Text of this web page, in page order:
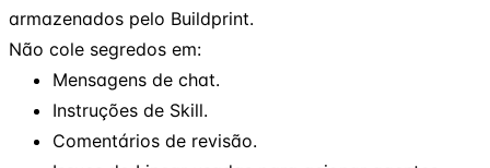
armazenados pelo Buildprint.
Não cole segredos em:
Mensagens de chat.
Instruções de Skill.
Comentários de revisão.